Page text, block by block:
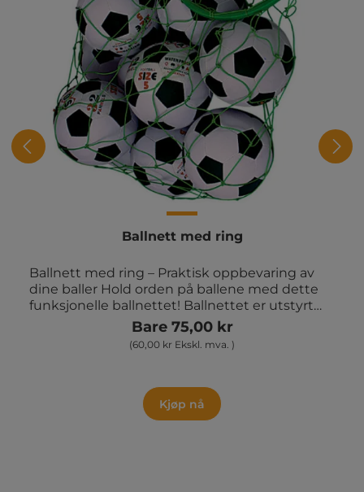
Ballnett med ring
Ballnett med ring – Praktisk oppbevaring av
dine baller Hold orden på ballene med dette
funksjonelle ballnettet! Ballnettet er utstyrt
med en solid plastring øverst, som gjør det
enkelt og raskt å få ballene inn og ut av nettet.
Det romslige designet gir plass til ca. 10-12
institusjoner og klubber som trenger en
praktisk løsning for oppbevaring og transport
av baller. For å unngå at ballene ruller ut på
Bare 75,00 kr
(60,00 kr Ekskl. mva. )
Kjøp nå